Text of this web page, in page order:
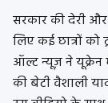
सरकार की देरी
लिए कई छात्रों को
ऑल्ट न्यूज़ ने यूक्रेन
की बेटी वैशाली